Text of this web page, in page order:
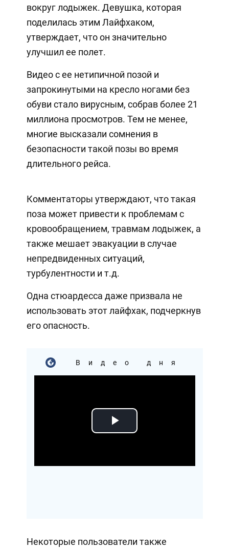
вокруг лодыжек. Девушка, которая
поделилась этим Лайфхаком,
утверждает, что он значительно
улучшил ее полет.
Видео с ее нетипичной позой и
запрокинутыми на кресло ногами без
обуви стало вирусным, собрав более 21
миллиона просмотров. Тем не менее,
многие высказали сомнения в
безопасности такой позы во время
длительного рейса.
Комментаторы утверждают, что такая
поза может привести к проблемам с
кровообращением, травмам лодыжек, а
также мешает эвакуации в случае
непредвиденных ситуаций,
турбулентности и т.д.
Одна стюардесса даже призвала не
использовать этот лайфхак, подчеркнув
его опасность.
Видео дня
Play
Некоторые пользователи также